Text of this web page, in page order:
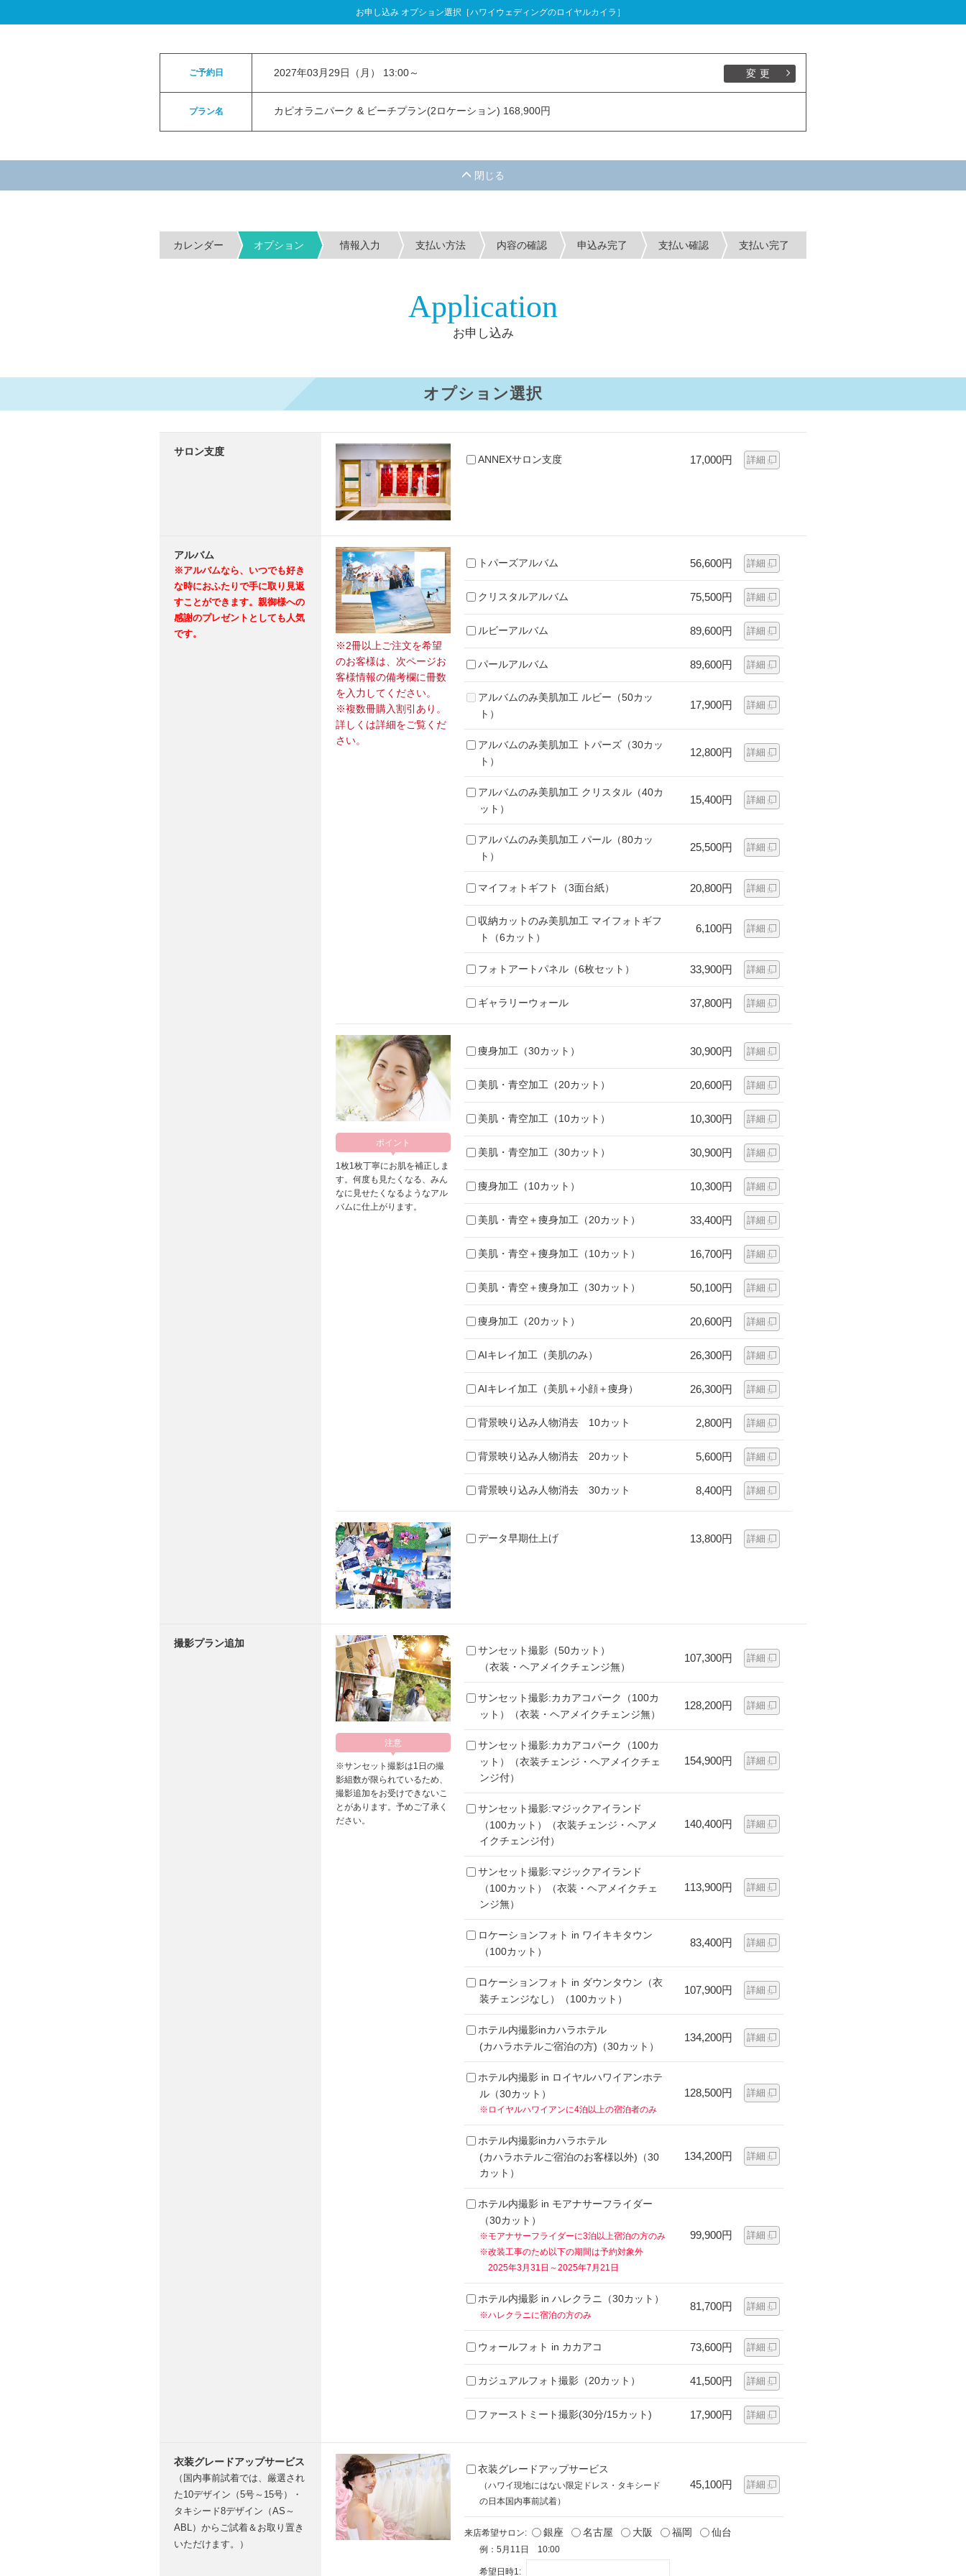
お申し込み オプション選択
お申し込み オプション選択［ハワイウェディングのロイヤルカイラ］
ご予約日 2027年03月29日（月） 13:00～ 変更
プラン名 カピオラニパーク & ビーチプラン(2ロケーション) 168,900円
カレンダー オプション 情報入力 支払い方法 内容の確認 申込み完了 支払い確認 支払い完了
Application
お申し込み
オプション選択
サロン支度
ANNEXサロン支度 17,000円 詳細
アルバム
※アルバムなら、いつでも好き
な時におふたりで手に取り見返
すことができます。親御様への
感謝のプレゼントとしても人気
です。
※2冊以上ご注文を希望
のお客様は、次ページお
客様情報の備考欄に冊数
を入力してください。
※複数冊購入割引あり。
詳しくは詳細をご覧くだ
さい。
トパーズアルバム 56,600円 詳細
クリスタルアルバム 75,500円 詳細
ルビーアルバム 89,600円 詳細
パールアルバム 89,600円 詳細
アルバムのみ美肌加工 ルビー（50カッ
ト）
17,900円 詳細
アルバムのみ美肌加工 トパーズ（30カッ
ト）
12,800円 詳細
アルバムのみ美肌加工 クリスタル（40カ
ット）
15,400円 詳細
アルバムのみ美肌加工 パール（80カッ
ト）
25,500円 詳細
マイフォトギフト（3面台紙） 20,800円 詳細
収納カットのみ美肌加工 マイフォトギフ
ト（6カット）
6,100円 詳細
フォトアートパネル（6枚セット） 33,900円 詳細
ギャラリーウォール 37,800円 詳細
1枚1枚丁寧にお肌を補正しま
す。何度も見たくなる、みん
なに見せたくなるようなアル
バムに仕上がります。
痩身加工（30カット） 30,900円 詳細
美肌・青空加工（20カット） 20,600円 詳細
美肌・青空加工（10カット） 10,300円 詳細
美肌・青空加工（30カット） 30,900円 詳細
痩身加工（10カット） 10,300円 詳細
美肌・青空＋痩身加工（20カット） 33,400円 詳細
美肌・青空＋痩身加工（10カット） 16,700円 詳細
美肌・青空＋痩身加工（30カット） 50,100円 詳細
痩身加工（20カット） 20,600円 詳細
AIキレイ加工（美肌のみ） 26,300円 詳細
AIキレイ加工（美肌＋小顔＋痩身） 26,300円 詳細
背景映り込み人物消去 10カット 2,800円 詳細
背景映り込み人物消去 20カット 5,600円 詳細
背景映り込み人物消去 30カット 8,400円 詳細
データ早期仕上げ 13,800円 詳細
撮影プラン追加
※サンセット撮影は1日の撮
影組数が限られているため、
撮影追加をお受けできないこ
とがあります。予めご了承く
ださい。
サンセット撮影（50カット）
（衣装・ヘアメイクチェンジ無）
107,300円 詳細
サンセット撮影:カカアコパーク（100カ
ット）（衣装・ヘアメイクチェンジ無）
128,200円 詳細
サンセット撮影:カカアコパーク（100カ
ット）（衣装チェンジ・ヘアメイクチェ
ンジ付）
154,900円 詳細
サンセット撮影:マジックアイランド
（100カット）（衣装チェンジ・ヘアメ
イクチェンジ付）
140,400円 詳細
サンセット撮影:マジックアイランド
（100カット）（衣装・ヘアメイクチェ
ンジ無）
113,900円 詳細
ロケーションフォト in ワイキキタウン
（100カット）
83,400円 詳細
ロケーションフォト in ダウンタウン（衣
装チェンジなし）（100カット）
107,900円 詳細
ホテル内撮影inカハラホテル
(カハラホテルご宿泊の方)（30カット）
134,200円 詳細
ホテル内撮影 in ロイヤルハワイアンホテ
ル（30カット）
※ロイヤルハワイアンに4泊以上の宿泊者のみ
128,500円 詳細
ホテル内撮影inカハラホテル
(カハラホテルご宿泊のお客様以外)（30
カット）
134,200円 詳細
ホテル内撮影 in モアナサーフライダー
（30カット）
※モアナサーフライダーに3泊以上宿泊の方のみ
※改装工事のため以下の期間は予約対象外
2025年3月31日～2025年7月21日
99,900円 詳細
ホテル内撮影 in ハレクラニ（30カット）
※ハレクラニに宿泊の方のみ
81,700円 詳細
ウォールフォト in カカアコ 73,600円 詳細
カジュアルフォト撮影（20カット） 41,500円 詳細
ファーストミート撮影(30分/15カット) 17,900円 詳細
衣装グレードアップサービス
（国内事前試着では、厳選され
た10デザイン（5号～15号）・
タキシード8デザイン（AS～
ABL）からご試着＆お取り置き
いただけます。）
衣装グレードアップサービス
（ハワイ現地にはない限定ドレス・タキシード
の日本国内事前試着）
45,100円 詳細
来店希望サロン: 銀座 名古屋 大阪 福岡 仙台
例：5月11日 10:00
希望日時1: